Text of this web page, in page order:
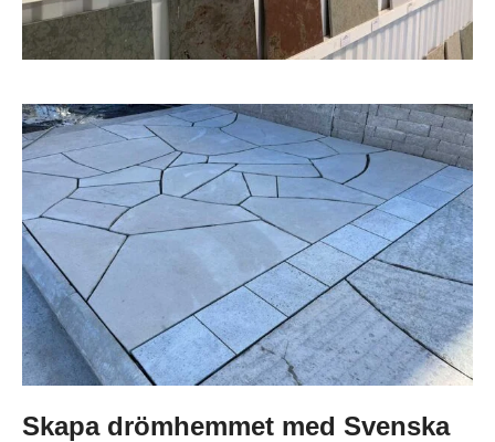
Skapa drömhemmet med Svenska